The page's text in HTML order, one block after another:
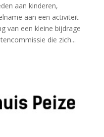
aan kinderen,
aan een activiteit
van een kleine bijdrage
die zich...